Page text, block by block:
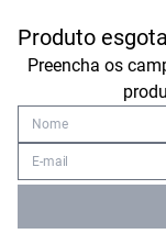
Produto
Preencha os